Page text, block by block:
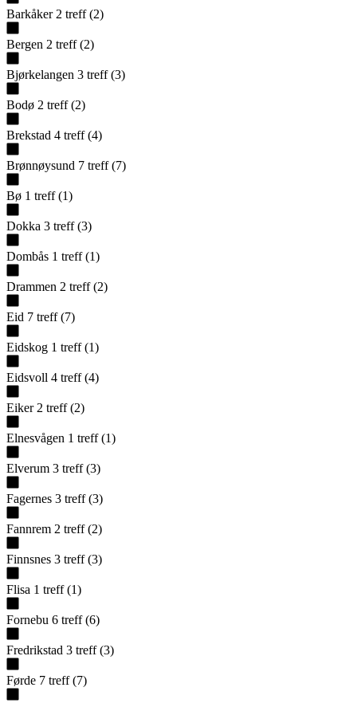
Barkåker 2 treff (2)
Bergen 2 treff (2)
Bjørkelangen 3 treff (3)
Bodø 2 treff (2)
Brekstad 4 treff (4)
Brønnøysund 7 treff (7)
Bø 1 treff (1)
Dokka 3 treff (3)
Dombås 1 treff (1)
Drammen 2 treff (2)
Eid 7 treff (7)
Eidskog 1 treff (1)
Eidsvoll 4 treff (4)
Eiker 2 treff (2)
Elnesvågen 1 treff (1)
Elverum 3 treff (3)
Fagernes 3 treff (3)
Fannrem 2 treff (2)
Finnsnes 3 treff (3)
Flisa 1 treff (1)
Fornebu 6 treff (6)
Fredrikstad 3 treff (3)
Førde 7 treff (7)